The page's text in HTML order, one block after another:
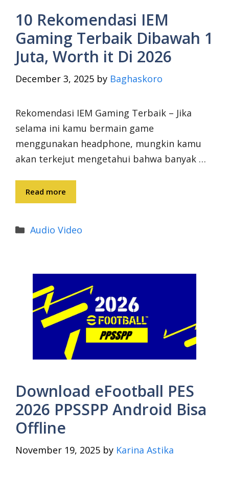
10 Rekomendasi IEM
Gaming Terbaik Dibawah 1
Juta, Worth it Di 2026
December 3, 2025 by Baghaskoro
Rekomendasi IEM Gaming Terbaik – Jika
selama ini kamu bermain game
menggunakan headphone, mungkin kamu
akan terkejut mengetahui bahwa banyak …
Read more
Categories
Audio Video
Download eFootball PES
2026 PPSSPP Android Bisa
Offline
November 19, 2025 by Karina Astika